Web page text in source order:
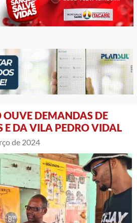
OUVE DEMANDAS DE
E DA VILA PEDRO VIDAL
de 2024